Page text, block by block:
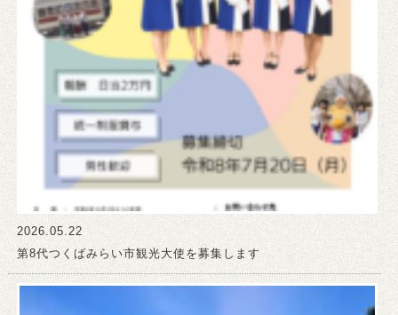
2026.05.22
第8代つくばみらい市観光大使を募集します